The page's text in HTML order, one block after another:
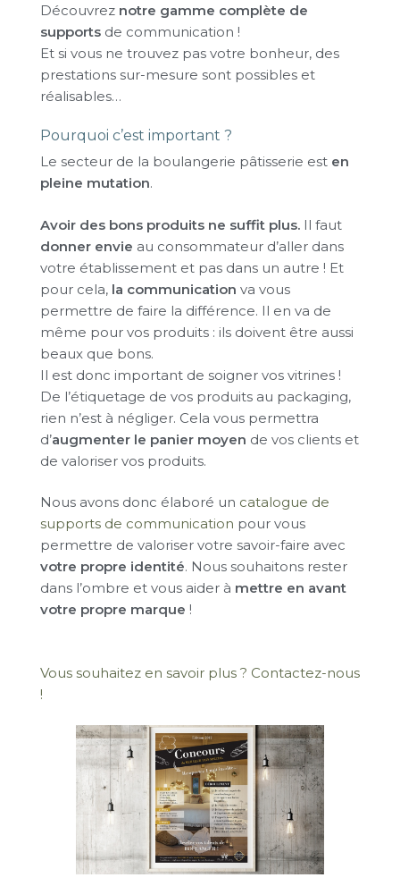
Découvrez notre gamme complète de
supports de communication !
Et si vous ne trouvez pas votre bonheur, des
prestations sur-mesure sont possibles et
réalisables…
Pourquoi c’est important ?
Le secteur de la boulangerie pâtisserie est en
pleine mutation.
Avoir des bons produits ne suffit plus. Il faut
donner envie au consommateur d’aller dans
votre établissement et pas dans un autre ! Et
pour cela, la communication va vous
permettre de faire la différence. Il en va de
même pour vos produits : ils doivent être aussi
beaux que bons.
Il est donc important de soigner vos vitrines !
De l’étiquetage de vos produits au packaging,
rien n’est à négliger. Cela vous permettra
d’augmenter le panier moyen de vos clients et
de valoriser vos produits.
Nous avons donc élaboré un catalogue de
supports de communication pour vous
permettre de valoriser votre savoir-faire avec
votre propre identité. Nous souhaitons rester
dans l’ombre et vous aider à mettre en avant
votre propre marque !
Vous souhaitez en savoir plus ? Contactez-nous
!